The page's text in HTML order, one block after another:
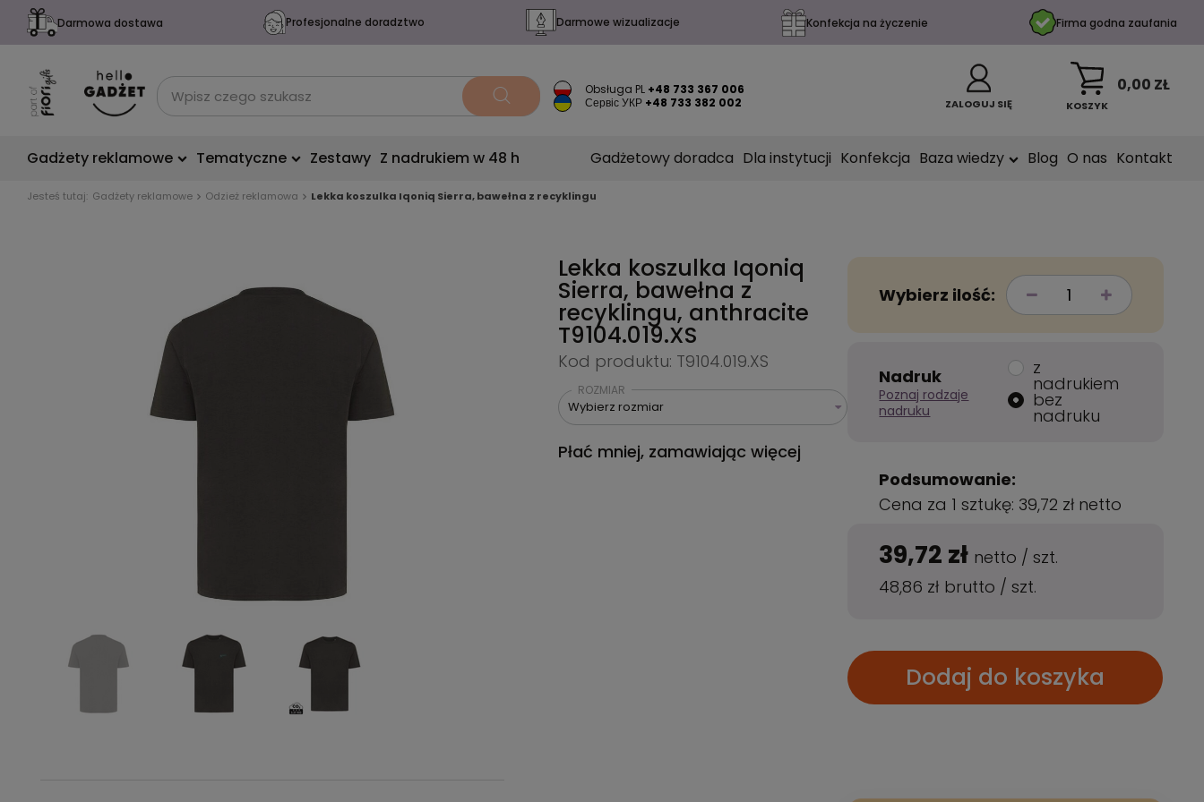
Darmowa dostawa Profesjonalne doradztwo Darmowe wizualizacje Konfekcja na życzenie Firma godna zaufania
Obsługa PL +48 733 367 006
Сервіс УКР +48 733 382 002 ZALOGUJ SIĘ KOSZYK
0,00 ZŁ
Gadżety reklamowe Tematyczne Zestawy Z nadrukiem w 48 h Gadżetowy doradca Dla instytucji Konfekcja Baza wiedzy Blog O nas Kontakt
Jesteś tutaj: Gadżety reklamowe Odzież reklamowa Lekka koszulka Iqoniq Sierra, bawełna z recyklingu
Lekka koszulka Iqoniq
Sierra, bawełna z
recyklingu, anthracite
T9104.019.XS
Kod produktu: T9104.019.XS
ROZMIAR
Wybierz rozmiar
Płać mniej, zamawiając więcej
Wybierz ilość:
Nadruk
Poznaj rodzaje
nadruku
z
nadrukiem
bez
nadruku
Podsumowanie:
Cena za 1 sztukę: 39,72 zł netto
39,72 zł netto /szt.
48,86 zł brutto /szt.
Dodaj do koszyka